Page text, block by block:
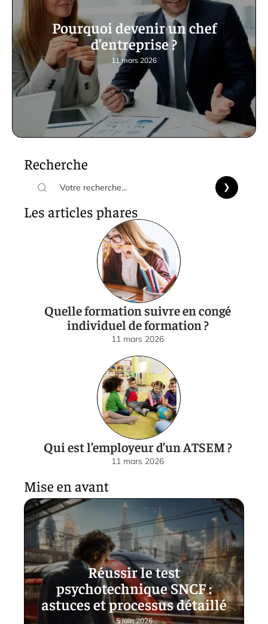
Pourquoi devenir un chef
d’entreprise ?
11 mars 2026
Recherche
Les articles phares
Quelle formation suivre en congé
individuel de formation ?
11 mars 2026
Qui est l’employeur d’un ATSEM ?
11 mars 2026
Mise en avant
Réussir le test
psychotechnique SNCF :
astuces et processus détaillé
5 juin 2026